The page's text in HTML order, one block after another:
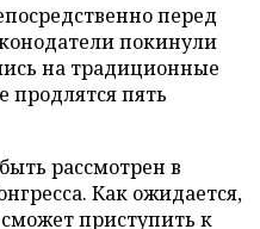
перед
покинули
на традиционные
продлятся пять
рассмотрен в
Как ожидается,
приступить к